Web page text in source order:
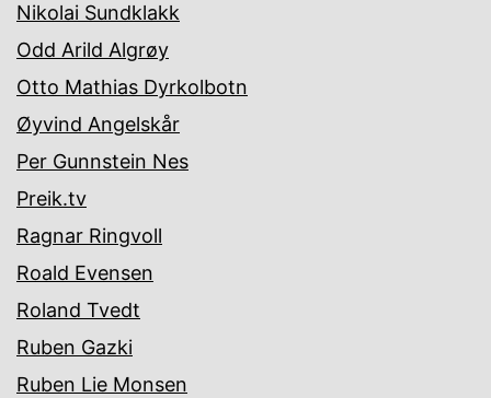
Nikolai Sundklakk
Odd Arild Algrøy
Otto Mathias Dyrkolbotn
Øyvind Angelskår
Per Gunnstein Nes
Preik.tv
Ragnar Ringvoll
Roald Evensen
Roland Tvedt
Ruben Gazki
Ruben Lie Monsen